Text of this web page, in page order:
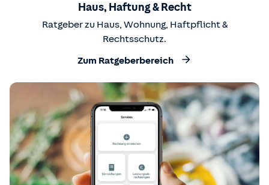
Haus, Haftung & Recht
Ratgeber zu Haus, Wohnung, Haftpflicht &
Rechtsschutz.
Zum Ratgeberbereich